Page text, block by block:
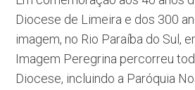
Diocese de Limeira e dos 300
imagem, no Rio Paraíba do Sul,
Imagem Peregrina percorreu
Diocese, incluindo a Paróquia